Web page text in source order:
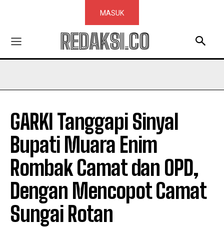
MASUK
REDAKSI.CO
GARKI Tanggapi Sinyal
Bupati Muara Enim
Rombak Camat dan OPD,
Dengan Mencopot Camat
Sungai Rotan